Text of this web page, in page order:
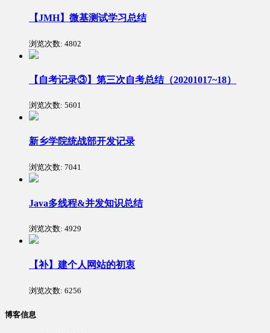
【JMH】微基测试学习总结
浏览次数: 4802
【自考记录③】第三次自考总结（20201017~18）
浏览次数: 5601
新乡学院统战部开发记录
浏览次数: 7041
Java多线程&并发知识总结
浏览次数: 4929
【补】建个人网站的初衷
浏览次数: 6256
博客信息